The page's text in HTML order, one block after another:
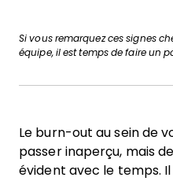
Si vous remarquez ces signes
équipe, il est temps de faire un
Le burn-out au sein de
passer inaperçu, mais
évident avec le temps.